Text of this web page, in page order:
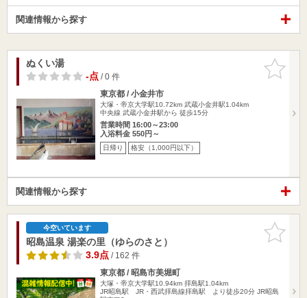
関連情報から探す
お気に入
りに追加
ぬくい湯
-点/ 0 件
東京都 / 小金井市
大塚・帝京大学駅10.72km 武蔵小金井駅1.04km
中央線 武蔵小金井駅から 徒歩15分
営業時間 16:00～23:00
入浴料金 550円～
日帰り 格安（1,000円以下）
関連情報から探す
お気に入
りに追加
今空いています
昭島温泉 湯楽の里（ゆらのさと）
3.9点/ 162 件
東京都 / 昭島市美堀町
大塚・帝京大学駅10.94km 拝島駅1.04km
JR昭島駅 JR・西武拝島線拝島駅 より徒歩20分 JR昭島